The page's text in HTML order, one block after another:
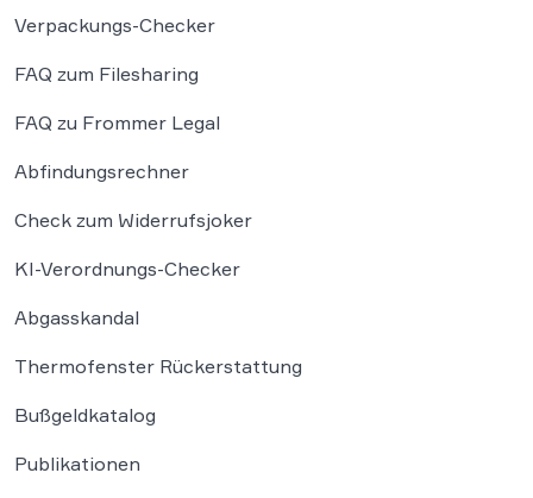
Verpackungs-Checker
FAQ zum Filesharing
FAQ zu Frommer Legal
Abfindungsrechner
Check zum Widerrufsjoker
KI-Verordnungs-Checker
Abgasskandal
Thermofenster Rückerstattung
Bußgeldkatalog
Publikationen